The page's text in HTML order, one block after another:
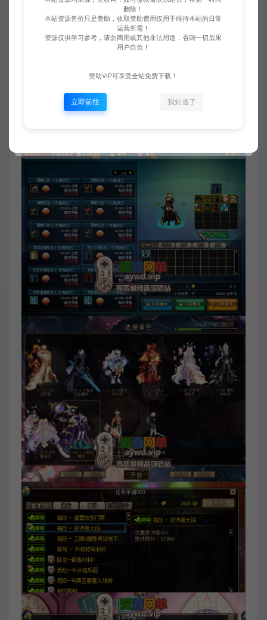
删除！
本站资源售价只是赞助，收取赞助费用仅用于维持本站的日常
运营所需！
资源仅供学习参考，请勿商用或其他非法用途，否则一切后果
用户自负！
赞助VIP可享受全站免费下载！
立即前往 我知道了